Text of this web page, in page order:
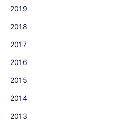
2019
2018
2017
2016
2015
2014
2013